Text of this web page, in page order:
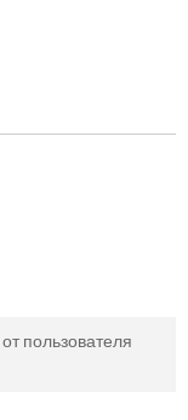
от пользователя